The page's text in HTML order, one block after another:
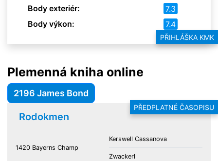
PŘIHLÁŠKA KMK
PŘEDPLATNÉ ČASOPISU
Body exteriér:
7.3
Body výkon:
7.4
Plemenná kniha online
2196 James Bond
Rodokmen
1420 Bayerns Champ
Kerswell Cassanova
Zwackerl